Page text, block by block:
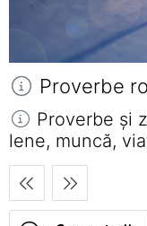
Proverbe
Proverbe și
lene, muncă,